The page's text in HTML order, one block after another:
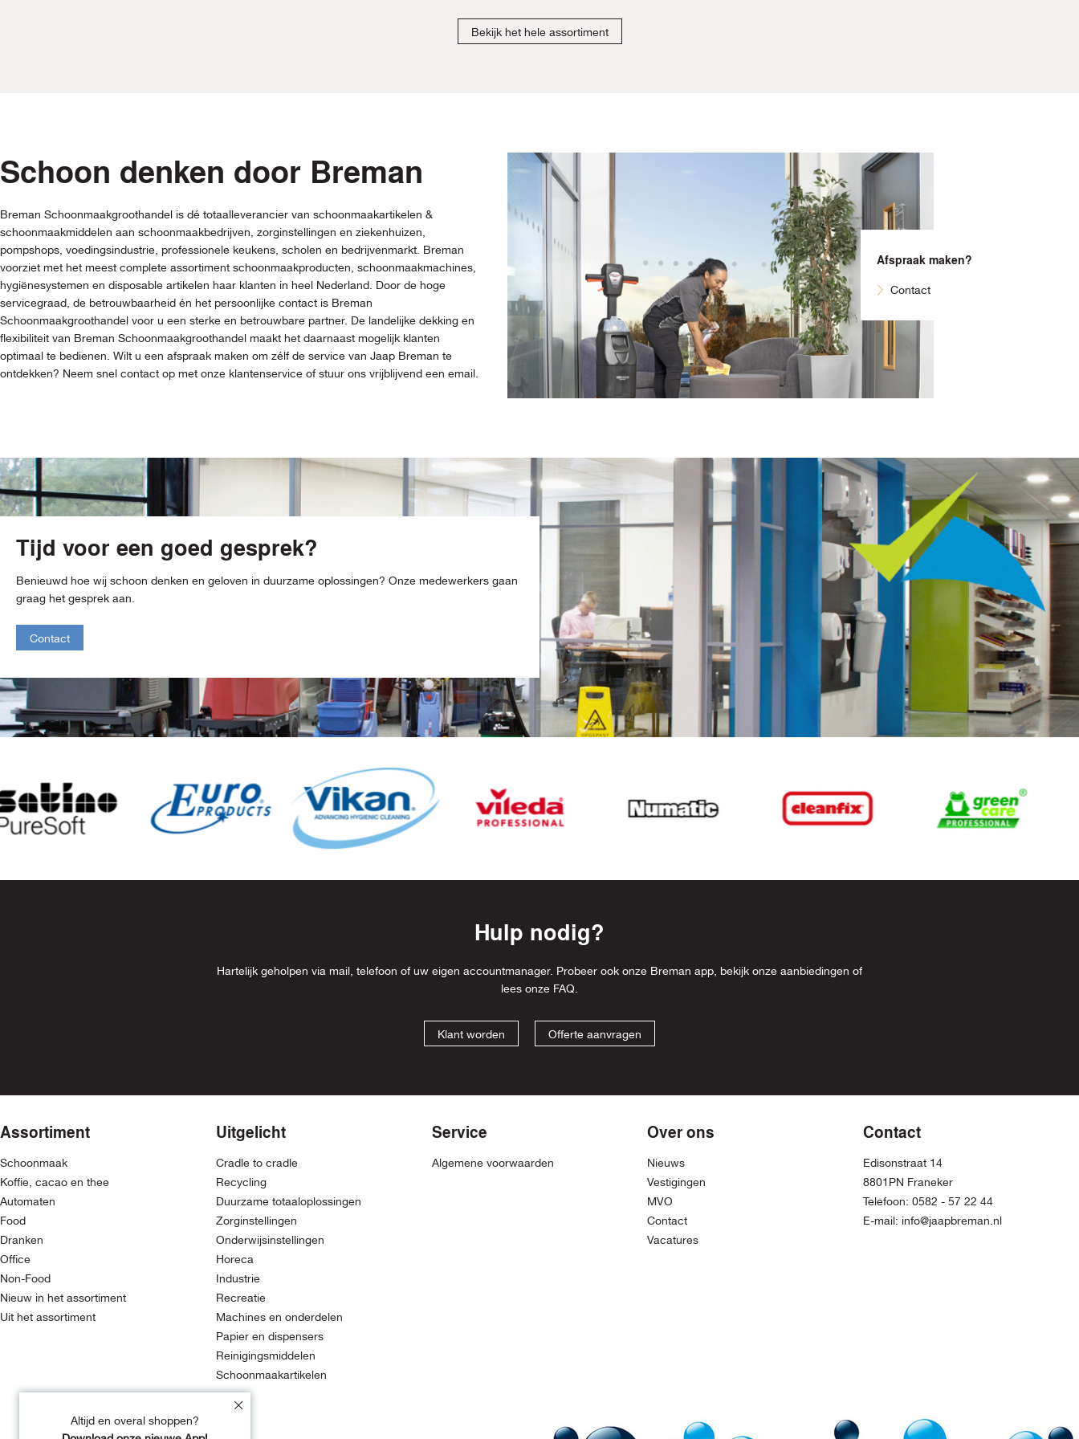
Bekijk het hele assortiment
Schoon denken door Breman
Breman Schoonmaakgroothandel is dé totaalleverancier van schoonmaakartikelen &
schoonmaakmiddelen aan schoonmaakbedrijven, zorginstellingen en ziekenhuizen,
pompshops, voedingsindustrie, professionele keukens, scholen en bedrijvenmarkt. Breman
voorziet met het meest complete assortiment schoonmaakproducten, schoonmaakmachines,
hygiënesystemen en disposable artikelen haar klanten in heel Nederland. Door de hoge
servicegraad, de betrouwbaarheid én het persoonlijke contact is Breman
Schoonmaakgroothandel voor u een sterke en betrouwbare partner. De landelijke dekking en
flexibiliteit van Breman Schoonmaakgroothandel maakt het daarnaast mogelijk klanten
optimaal te bedienen. Wilt u een afspraak maken om zélf de service van Jaap Breman te
ontdekken? Neem snel contact op met onze klantenservice of stuur ons vrijblijvend een email.
Afspraak maken?
Contact
Tijd voor een goed gesprek?
Benieuwd hoe wij schoon denken en geloven in duurzame oplossingen? Onze medewerkers gaan
graag het gesprek aan.
Contact
Item
Hulp nodig?
Hartelijk geholpen via mail, telefoon of uw eigen accountmanager. Probeer ook onze Breman app, bekijk onze aanbiedingen of
lees onze FAQ.
Klant worden Offerte aanvragen
Assortiment
Schoonmaak
Koffie, cacao en thee
Automaten
Food
Dranken
Office
Non-Food
Nieuw in het assortiment
Uit het assortiment
Uitgelicht
Cradle to cradle
Recycling
Duurzame totaaloplossingen
Zorginstellingen
Onderwijsinstellingen
Horeca
Industrie
Recreatie
Machines en onderdelen
Papier en dispensers
Reinigingsmiddelen
Schoonmaakartikelen
Service
Algemene voorwaarden
Over ons
Nieuws
Vestigingen
MVO
Contact
Vacatures
Contact
Edisonstraat 14
8801PN Franeker
Telefoon:0582 - 57 22 44
E-mail: info@jaapbreman.nl
Altijd en overal shoppen?